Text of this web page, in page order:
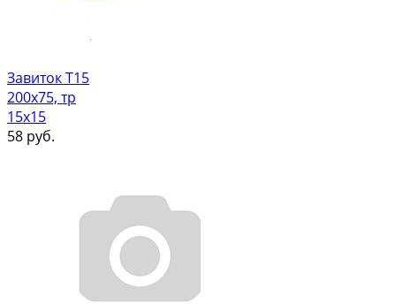
Завиток Т15
200х75, тр
15х15
58 руб.